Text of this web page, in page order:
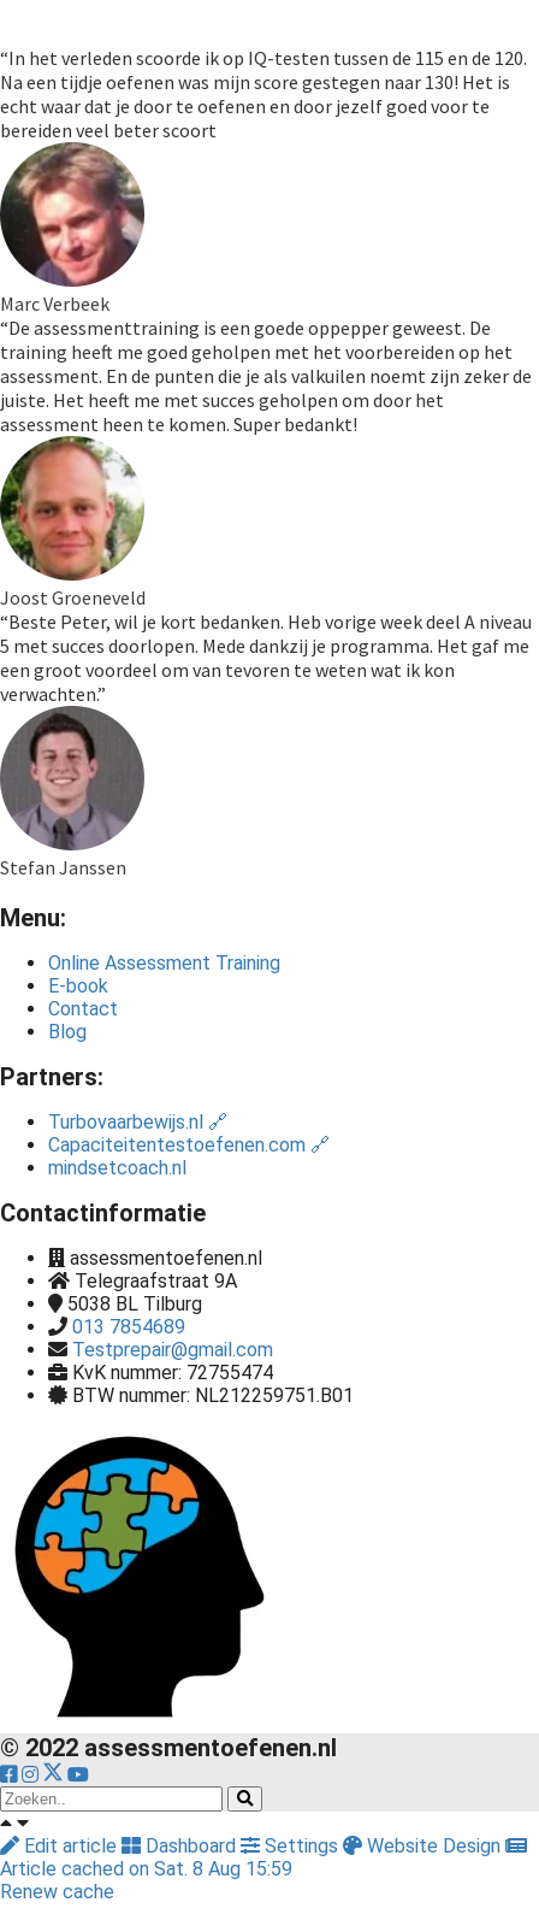
“In het verleden scoorde ik op IQ-testen tussen de 115 en de 120.
Na een tijdje oefenen was mijn score gestegen naar 130! Het is
echt waar dat je door te oefenen en door jezelf goed voor te
bereiden veel beter scoort
Marc Verbeek
“De assessmenttraining is een goede oppepper geweest. De
training heeft me goed geholpen met het voorbereiden op het
assessment. En de punten die je als valkuilen noemt zijn zeker de
juiste. Het heeft me met succes geholpen om door het
assessment heen te komen. Super bedankt!
Joost Groeneveld
“Beste Peter, wil je kort bedanken. Heb vorige week deel A niveau
5 met succes doorlopen. Mede dankzij je programma. Het gaf me
een groot voordeel om van tevoren te weten wat ik kon
verwachten.”
Stefan Janssen
Menu:
Online Assessment Training
E-book
Contact
Blog
Partners:
Turbovaarbewijs.nl 🔗
Capaciteitentestoefenen.com 🔗
mindsetcoach.nl
Contactinformatie
assessmentoefenen.nl
Telegraafstraat 9A
5038 BL Tilburg
013 7854689
Testprepair@gmail.com
KvK nummer: 72755474
BTW nummer: NL212259751.B01
© 2022 assessmentoefenen.nl
Edit article Dashboard Settings
Website Design
Article cached on Sat. 8 Aug 15:59
Renew cache